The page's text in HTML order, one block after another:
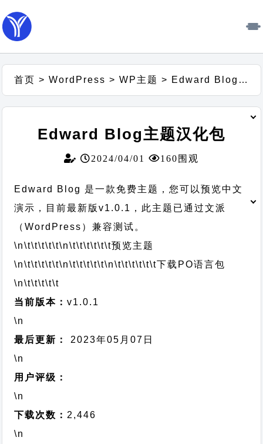
首页 >WordPress >WP主题 > Edward Blog主题汉化包
Edward Blog主题汉化包
2024/04/01 160围观
Edward Blog 是一款免费主题，您可以预览中文
演示，目前最新版v1.0.1，此主题已通过文派
（WordPress）兼容测试。
\n\t\t\t\t\t\n\t\t\t\t\t\t预览主题
\n\t\t\t\t\t\n\t\t\t\t\t\n\t\t\t\t\t\t下载PO语言包
\n\t\t\t\t\t
当前版本：v1.0.1
\n
最后更新：
2023年05月07日
\n
用户评级：
\n
下载次数： 2,446
\n